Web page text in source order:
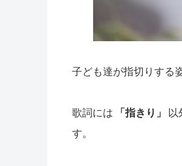
子ども達が指切りする
歌詞には 「指きり」 以
す。